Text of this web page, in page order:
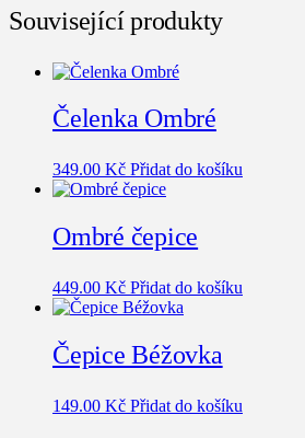
Související produkty
Čelenka Ombré
349.00 Kč Přidat do košíku
Ombré čepice
449.00 Kč Přidat do košíku
Čepice Béžovka
149.00 Kč Přidat do košíku